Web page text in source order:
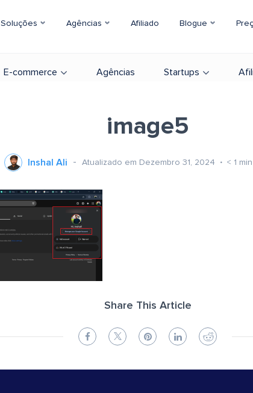
Soluções Agências Afiliado Blogue
E-commerce Agências Startups
image5
Inshal Ali Atualizado em Dezembro 31, 2024 < 1
Share This Article